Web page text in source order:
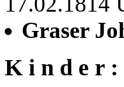
Graser
K i n d e r :